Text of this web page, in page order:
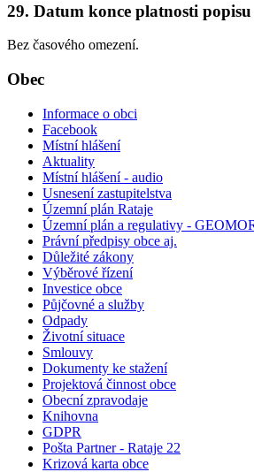
29. Datum konce platnosti popisu
Bez časového omezení.
Obec
Informace o obci
Facebook
Místní hlášení
Aktuality
Místní hlášení - audio
Usnesení zastupitelstva
Územní plán Rataje
Územní plán a regulativy -
Právní předpisy obce aj.
Důležité zákony
Výběrové řízení
Investice obce
Půjčovné a služby
Odpady
Životní situace
Smlouvy
Dokumenty ke stažení
Projektová činnost obce
Obecní zpravodaje
Knihovna
GDPR
Pošta Partner - Rataje 22
Krizová karta obce